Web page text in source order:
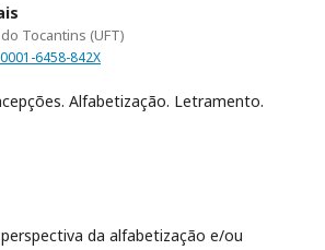
Tocantins (UFT)
6458-842X
Alfabetização. Letramento.
da alfabetização e/ou